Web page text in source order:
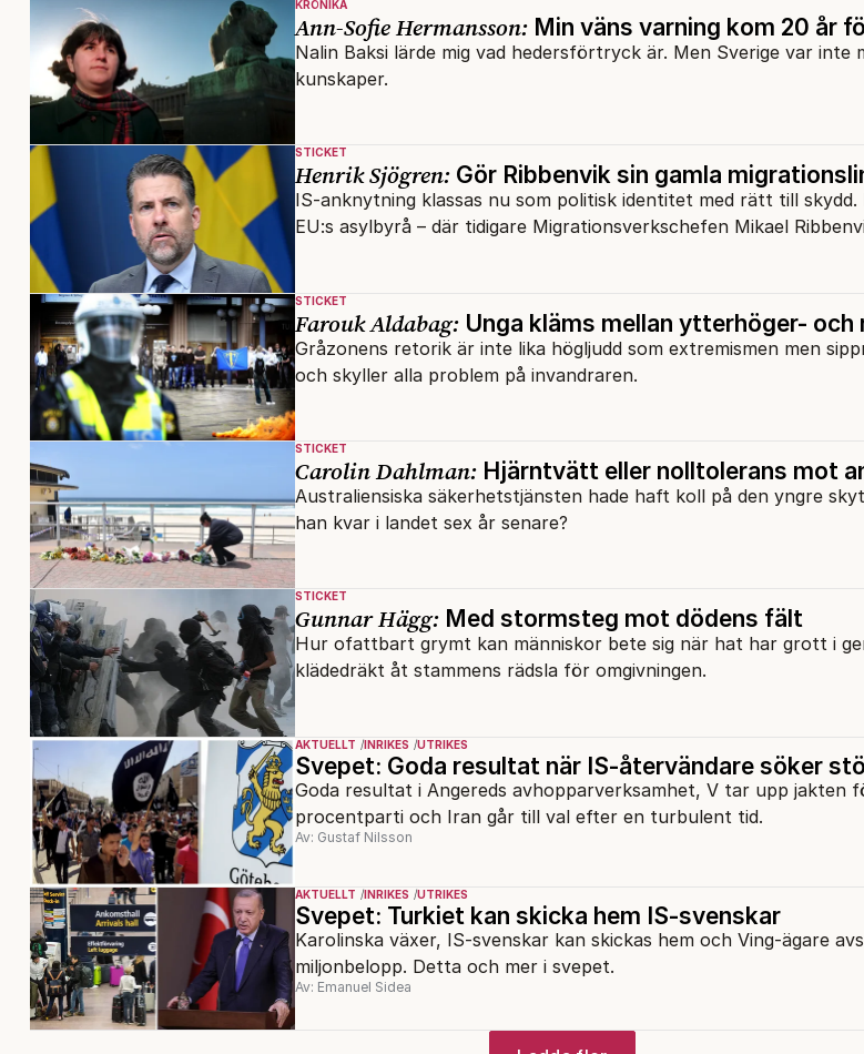
KRÖNIKA
Ann-Sofie Hermansson: Min väns varning kom 20 år
Nalin Baksi lärde mig vad hedersförtryck är. Men Sverige var inte
kunskaper.
STICKET
Henrik Sjögren: Gör Ribbenvik sin gamla
IS-anknytning klassas nu som politisk identitet med rätt till skydd.
EU:s asylbyrå – där tidigare Migrationsverkschefen Mikael
STICKET
Farouk Aldabag: Unga kläms mellan ytterhöger-
Gråzonens retorik är inte lika högljudd som extremismen men
och skyller alla problem på invandraren.
STICKET
Carolin Dahlman: Hjärntvätt eller nolltolerans mot
Australiensiska säkerhetstjänsten hade haft koll på den yngre
han kvar i landet sex år senare?
STICKET
Gunnar Hägg: Med stormsteg mot dödens fält
Hur ofattbart grymt kan människor bete sig när hat har grott i
klädedräkt åt stammens rädsla för omgivningen.
AKTUELLT INRIKES UTRIKES
Svepet: Goda resultat när IS-återvändare söker
Goda resultat i Angereds avhopparverksamhet, V tar upp jakten
procentparti och Iran går till val efter en turbulent tid.
Av: Gustaf Nilsson
AKTUELLT INRIKES UTRIKES
Svepet: Turkiet kan skicka hem IS-svenskar
Karolinska växer, IS-svenskar kan skickas hem och Ving-ägare
miljonbelopp. Detta och mer i svepet.
Av: Emanuel Sidea